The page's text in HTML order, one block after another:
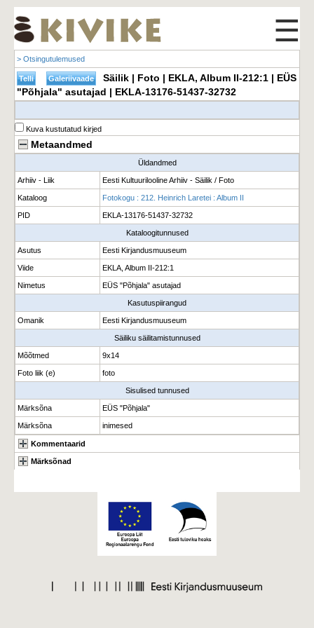
☰
> Otsingutulemused
Säilik | Foto | EKLA, Album II-212:1 | EÜS
"Põhjala" asutajad | EKLA-13176-51437-32732
Kuva kustutatud kirjed
Metaandmed
Üldandmed
Arhiiv - Liik Eesti Kultuurilooline Arhiiv - Säilik / Foto
Kataloog Fotokogu : 212. Heinrich Laretei : Album II
PID EKLA-13176-51437-32732
Kataloogitunnused
Asutus Eesti Kirjandusmuuseum
Viide EKLA, Album II-212:1
Nimetus EÜS "Põhjala" asutajad
Kasutuspiirangud
Omanik Eesti Kirjandusmuuseum
Säiliku säilitamistunnused
Mõõtmed 9x14
Foto liik (e) foto
Sisulised tunnused
Märksõna EÜS "Põhjala"
Märksõna inimesed
Kommentaarid
Märksõnad